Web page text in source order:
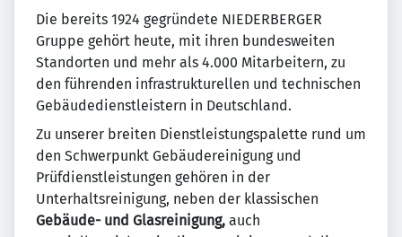
Die bereits 1924 gegründete NIEDERBERGER
Gruppe gehört heute, mit ihren bundesweiten
Standorten und mehr als 4.000 Mitarbeitern, zu
den führenden infrastrukturellen und technischen
Gebäudedienstleistern in Deutschland.
Zu unserer breiten Dienstleistungspalette rund um
den Schwerpunkt Gebäudereinigung und
Prüfdienstleistungen gehören in der
Unterhaltsreinigung, neben der klassischen
Gebäude- und Glasreinigung, auch